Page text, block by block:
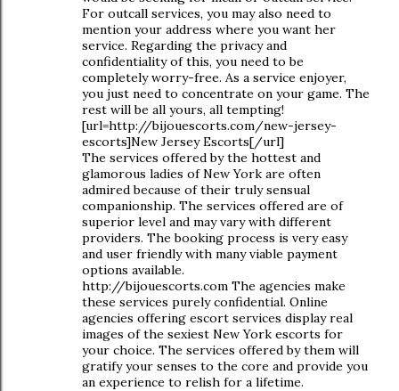
For outcall services, you may also need to
mention your address where you want her
service. Regarding the privacy and
confidentiality of this, you need to be
completely worry-free. As a service enjoyer,
you just need to concentrate on your game. The
rest will be all yours, all tempting!
[url=http://bijouescorts.com/new-jersey-
escorts]New Jersey Escorts[/url]
The services offered by the hottest and
glamorous ladies of New York are often
admired because of their truly sensual
companionship. The services offered are of
superior level and may vary with different
providers. The booking process is very easy
and user friendly with many viable payment
options available.
http://bijouescorts.com The agencies make
these services purely confidential. Online
agencies offering escort services display real
images of the sexiest New York escorts for
your choice. The services offered by them will
gratify your senses to the core and provide you
an experience to relish for a lifetime.